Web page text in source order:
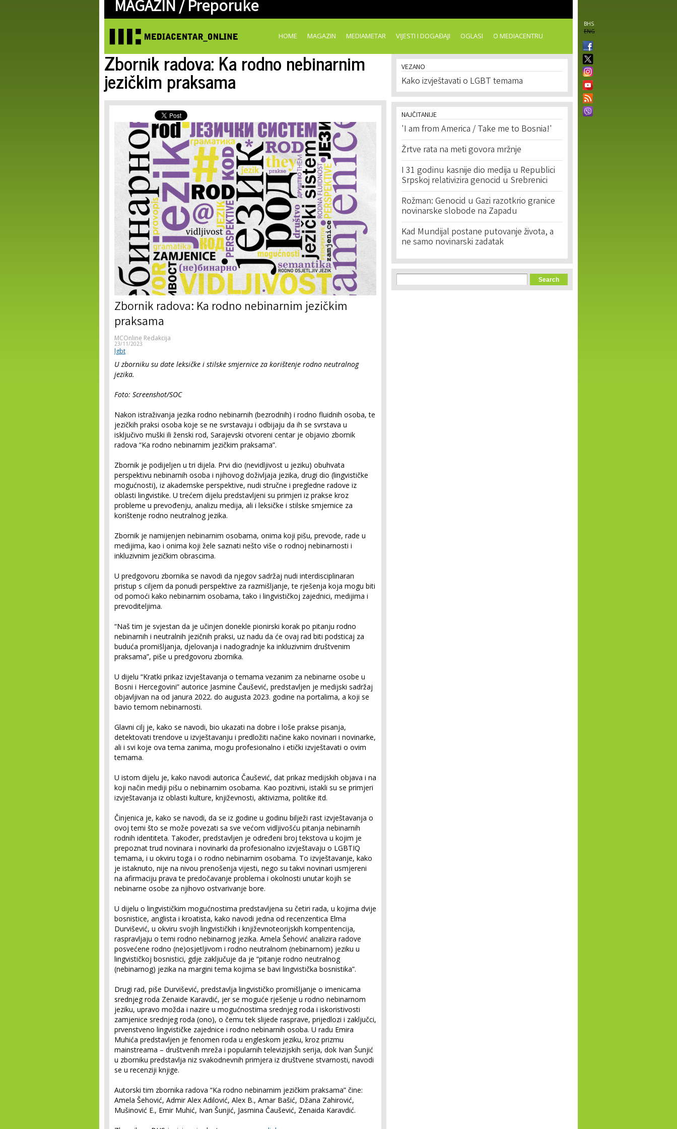
content
MAGAZIN /Preporuke
BHS
ENG
HOME MAGAZIN MEDIAMETAR VIJESTI I DOGAĐAJI OGLASI O MEDIACENTRU
Zbornik radova: Ka rodno nebinarnim
jezičkim praksama
Zbornik radova: Ka rodno nebinarnim jezičkim
praksama
MCOnline Redakcija
23/11/2023
lgbt
U zborniku su date leksičke i stilske smjernice za korištenje rodno neutralnog
jezika.
Foto: Screenshot/SOC
Nakon istraživanja jezika rodno nebinarnih (bezrodnih) i rodno fluidnih osoba, te
jezičkih praksi osoba koje se ne svrstavaju i odbijaju da ih se svrstava u
isključivo muški ili ženski rod, Sarajevski otvoreni centar je objavio zbornik
radova “Ka rodno nebinarnim jezičkim praksama”.
Zbornik je podijeljen u tri dijela. Prvi dio (nevidljivost u jeziku) obuhvata
perspektivu nebinarnih osoba i njihovog doživljaja jezika, drugi dio (lingvističke
mogućnosti), iz akademske perspektive, nudi stručne i pregledne radove iz
oblasti lingvistike. U trećem dijelu predstavljeni su primjeri iz prakse kroz
probleme u prevođenju, analizu medija, ali i leksičke i stilske smjernice za
korištenje rodno neutralnog jezika.
Zbornik je namijenjen nebinarnim osobama, onima koji pišu, prevode, rade u
medijima, kao i onima koji žele saznati nešto više o rodnoj nebinarnosti i
inkluzivnim jezičkim obrascima.
U predgovoru zbornika se navodi da njegov sadržaj nudi interdisciplinaran
pristup s ciljem da ponudi perspektive za razmišljanje, te rješenja koja mogu biti
od pomoći kako nebinarnim osobama, tako i lingvističkoj zajednici, medijima i
prevoditeljima.
“Naš tim je svjestan da je učinjen donekle pionirski korak po pitanju rodno
nebinarnih i neutralnih jezičnih praksi, uz nadu da će ovaj rad biti podsticaj za
buduća promišljanja, djelovanja i nadogradnje ka inkluzivnim društvenim
praksama”, piše u predgovoru zbornika.
U dijelu “Kratki prikaz izvještavanja o temama vezanim za nebinarne osobe u
Bosni i Hercegovini” autorice Jasmine Čaušević, predstavljen je medijski sadržaj
objavljivan na od janura 2022. do augusta 2023. godine na portalima, a koji se
bavio temom nebinarnosti.
Glavni cilj je, kako se navodi, bio ukazati na dobre i loše prakse pisanja,
detektovati trendove u izvještavanju i predložiti načine kako novinari i novinarke,
ali i svi koje ova tema zanima, mogu profesionalno i etički izvještavati o ovim
temama.
U istom dijelu je, kako navodi autorica Čaušević, dat prikaz medijskih objava i na
koji način mediji pišu o nebinarnim osobama. Kao pozitivni, istakli su se primjeri
izvještavanja iz oblasti kulture, književnosti, aktivizma, politike itd.
Činjenica je, kako se navodi, da se iz godine u godinu bilježi rast izvještavanja o
ovoj temi što se može povezati sa sve većom vidljivošću pitanja nebinarnih
rodnih identiteta. Također, predstavljen je određeni broj tekstova u kojim je
prepoznat trud novinara i novinarki da profesionalno izvještavaju o LGBTIQ
temama, i u okviru toga i o rodno nebinarnim osobama. To izvještavanje, kako
je istaknuto, nije na nivou prenošenja vijesti, nego su takvi novinari usmjereni
na afirmaciju prava te predočavanje problema i okolnosti unutar kojih se
nebinarne osobe za njihovo ostvarivanje bore.
U dijelu o lingvističkim mogućnostima predstavljena su četiri rada, u kojima dvije
bosnistice, anglista i kroatista, kako navodi jedna od recenzentica Elma
Durvišević, u okviru svojih lingvističkih i književnoteorijskih kompentencija,
raspravljaju o temi rodno nebinarnog jezika. Amela Šehović analizira radove
posvećene rodno (ne)osjetljivom i rodno neutralnom (nebinarnom) jeziku u
lingvističkoj bosnistici, gdje zaključuje da je “pitanje rodno neutralnog
(nebinarnog) jezika na margini tema kojima se bavi lingvistička bosnistika”.
Drugi rad, piše Durvišević, predstavlja lingvističko promišljanje o imenicama
srednjeg roda Zenaide Karavdić, jer se moguće rješenje u rodno nebinarnom
jeziku, upravo možda i nazire u mogućnostima srednjeg roda i iskoristivosti
zamjenice srednjeg roda (ono), o čemu tek slijede rasprave, prijedlozi i zaključci,
prvenstveno lingvističke zajednice i rodno nebinarnih osoba. U radu Emira
Muhića predstavljen je fenomen roda u engleskom jeziku, kroz prizmu
mainstreama – društvenih mreža i popularnih televizijskih serija, dok Ivan Šunjić
u zborniku predstavlja niz svakodnevnih primjera iz društvene stvarnosti, navodi
se u recenziji knjige.
Autorski tim zbornika radova “Ka rodno nebinarnim jezičkim praksama” čine:
Amela Šehović, Admir Alex Adilović, Alex B., Amar Bašić, Džana Zahirović,
Mušinović E., Emir Muhić, Ivan Šunjić, Jasmina Čaušević, Zenaida Karavdić.
VEZANO
Kako izvještavati o LGBT temama
NAJČITANIJE
'I am from America / Take me to Bosnia!'
Žrtve rata na meti govora mržnje
I 31 godinu kasnije dio medija u Republici
Srpskoj relativizira genocid u Srebrenici
Rožman: Genocid u Gazi razotkrio granice
novinarske slobode na Zapadu
Kad Mundijal postane putovanje života, a
ne samo novinarski zadatak
Search form
Search